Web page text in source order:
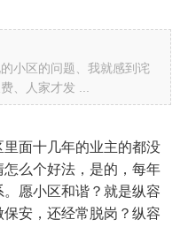
小区的问题、我就感到诧
、人家才发 ...
面十几年的业主的都没
么个好法，是的，每年
愿小区和谐？就是纵容
安，还经常脱岗？纵容